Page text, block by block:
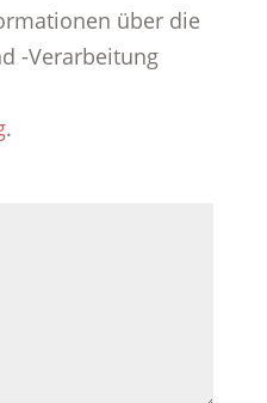
über die
-Verarbeitung
.